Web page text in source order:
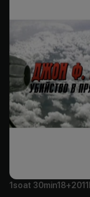
1soat 30min18+2011